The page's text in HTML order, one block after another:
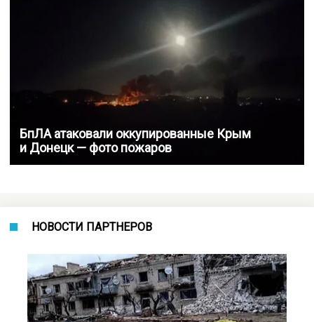
БпЛА атаковали оккупированные Крым
и Донецк — фото пожаров
НОВОСТИ ПАРТНЕРОВ